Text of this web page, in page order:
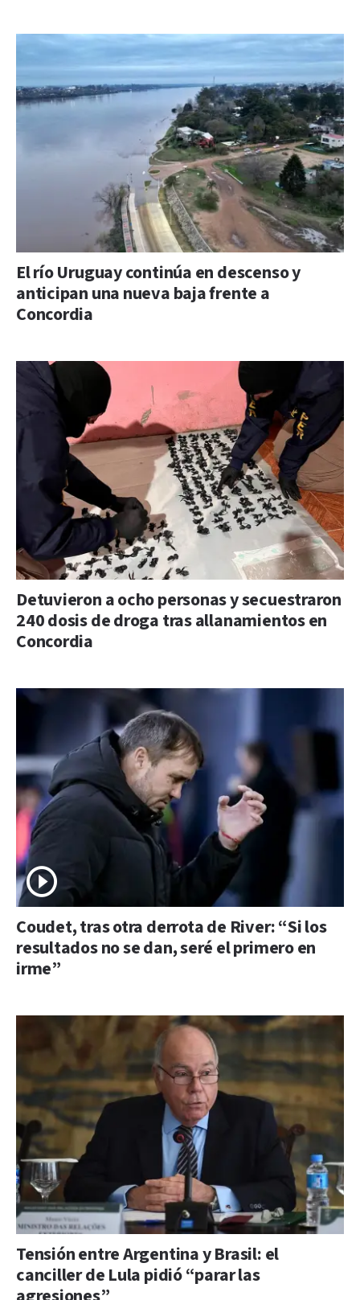
El río Uruguay continúa en descenso y
anticipan una nueva baja frente a
Concordia
Detuvieron a ocho personas y secuestraron
240 dosis de droga tras allanamientos en
Concordia
Coudet, tras otra derrota de River: “Si los
resultados no se dan, seré el primero en
irme”
Tensión entre Argentina y Brasil: el
canciller de Lula pidió “parar las